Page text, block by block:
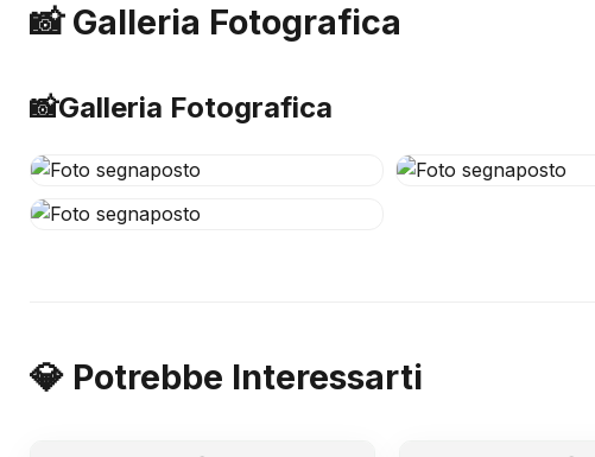
📸 Galleria Fotografica
📸Galleria Fotografica
💎 Potrebbe Interessarti